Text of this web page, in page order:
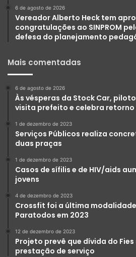
6 de agosto de 2026
Vereador Alberto Heck tem
congratulações ao SINPROM
defesa do planejamento
Mais comentadas
6 de agosto de 2026
Às vésperas da Stock Car,
visita prefeito e celebra
1 de dezembro de 2023
Serviços Públicos realiza
duas praças
1 de dezembro de 2023
Casos de sífilis e de HIV/aids
jovens
4 de dezembro de 2023
Crossfit foi a última
Paratodos em 2023
12 de dezembro de 2023
Projeto prevê que dívida do
prestação de serviço